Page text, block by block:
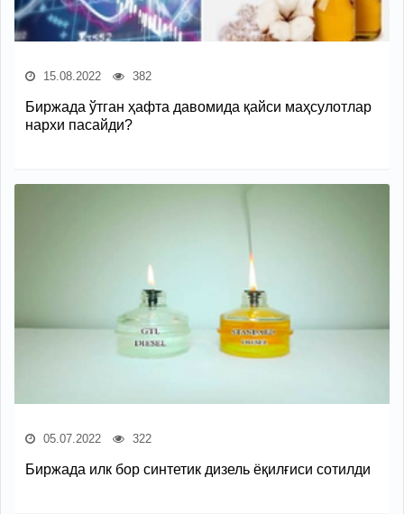
15.08.2022 382
Биржада ўтган ҳафта давомида қайси маҳсулотлар
нархи пасайди?
05.07.2022 322
Биржада илк бор синтетик дизель ёқилғиси сотилди